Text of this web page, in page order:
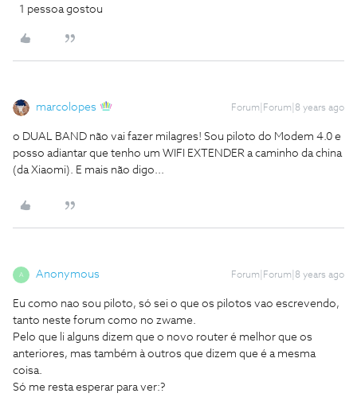
1 pessoa gostou
marcolopes Forum|Forum|8 years ago
o DUAL BAND não vai fazer milagres! Sou piloto do Modem 4.0 e
posso adiantar que tenho um WIFI EXTENDER a caminho da china
(da Xiaomi). E mais não digo...
A Anonymous Forum|Forum|8 years ago
Eu como nao sou piloto, só sei o que os pilotos vao escrevendo,
tanto neste forum como no zwame.
Pelo que li alguns dizem que o novo router é melhor que os
anteriores, mas também à outros que dizem que é a mesma
coisa.
Só me resta esperar para ver:?